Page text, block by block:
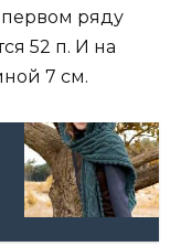
ряду
52 п. И на
7 см.